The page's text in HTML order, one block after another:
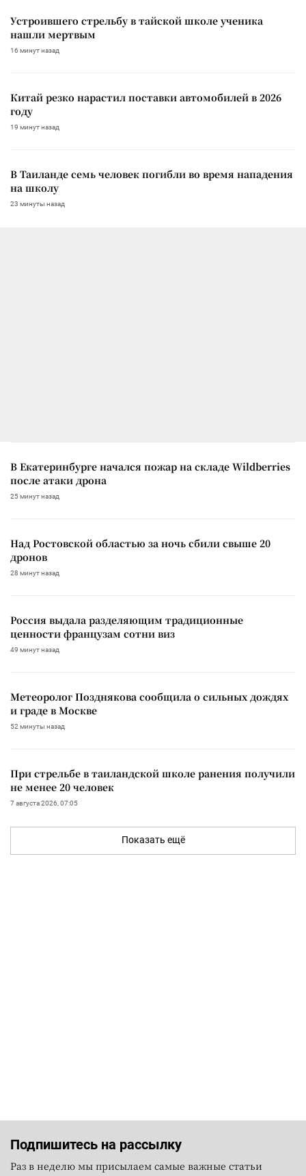
Устроившего стрельбу в тайской школе ученика
нашли мертвым
16 минут назад
Китай резко нарастил поставки автомобилей в 2026
году
19 минут назад
В Таиланде семь человек погибли во время нападения
на школу
23 минуты назад
В Екатеринбурге начался пожар на складе Wildberries
после атаки дрона
25 минут назад
Над Ростовской областью за ночь сбили свыше 20
дронов
28 минут назад
Россия выдала разделяющим традиционные
ценности французам сотни виз
49 минут назад
Метеоролог Позднякова сообщила о сильных дождях
и граде в Москве
52 минуты назад
При стрельбе в таиландской школе ранения получили
не менее 20 человек
7 августа 2026, 07:05
Показать ещё
Подпишитесь на рассылку
Раз в неделю мы присылаем самые важные статьи